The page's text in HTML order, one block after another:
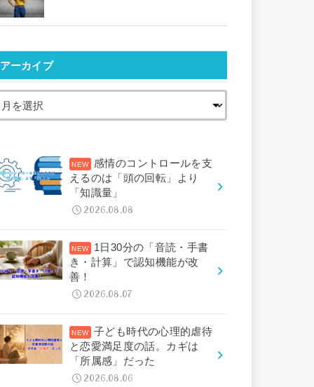
アーカイブ
感情のコントロールを支
えるのは「頭の回転」より
「知識量」
2026.08.08
1日30分の「音読・手書
き・計算」で認知機能が改
善！
2026.08.07
子ども時代の心理的虐待
と恋愛満足度の話。カギは
「所属感」だった
2026.08.06